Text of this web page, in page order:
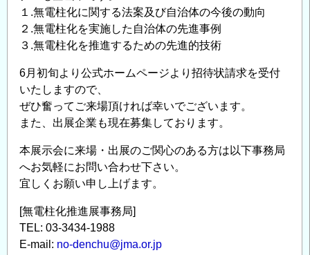
１.無電柱化に関する法案及び自治体の今後の動向
２.無電柱化を実施した自治体の先進事例
３.無電柱化を推進するための先進的技術
6月初旬より公式ホームページより招待状請求を受付
いたしますので、
ぜひ奮ってご来場頂ければ幸いでございます。
また、出展企業も現在募集しております。
本展示会に来場・出展のご関心のある方は以下事務局
へお気軽にお問い合わせ下さい。
宜しくお願い申し上げます。
[無電柱化推進展事務局]
TEL: 03-3434-1988
E-mail: no-denchu@jma.or.jp